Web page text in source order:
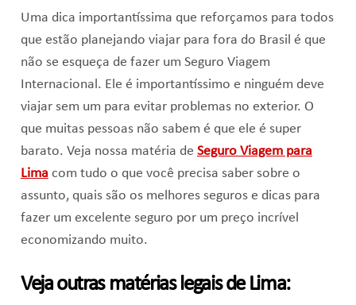
Uma dica importantíssima que reforçamos para todos
que estão planejando viajar para fora do Brasil é que
não se esqueça de fazer um Seguro Viagem
Internacional. Ele é importantíssimo e ninguém deve
viajar sem um para evitar problemas no exterior. O
que muitas pessoas não sabem é que ele é super
barato. Veja nossa matéria de Seguro Viagem para
Lima com tudo o que você precisa saber sobre o
assunto, quais são os melhores seguros e dicas para
fazer um excelente seguro por um preço incrível
economizando muito.
Veja outras matérias legais de Lima: